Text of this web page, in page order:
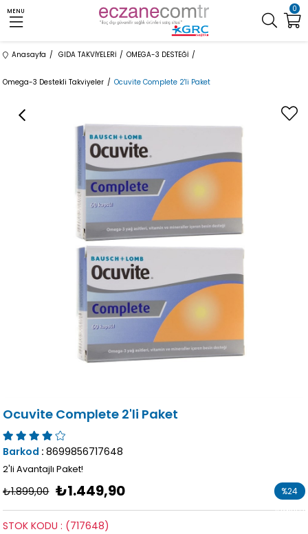
0
MENU
Anasayfa GIDA TAKVİYELERİ OMEGA-3 DESTEĞİ
Omega-3 Destekli Takviyeler Ocuvite Complete 2'li Paket
Ocuvite Complete 2'li Paket
Barkod : 8699856717648
2'li Avantajlı Paket!
₺1.899,00 ₺1.449,90 %24
İndirim
(717648)
STOK KODU